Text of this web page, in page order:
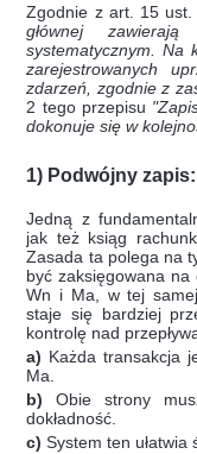
Zgodnie z art. 15
głównej
systematycznym. Na
zarejestrowanych
zdarzeń, zgodnie z
2 tego przepisu
dokonuje się w
1) Podwójny
Jedną z
jak też ksiąg
Zasada ta polega na
być zaksięgowana
Wn i Ma, w tej
staje się bardziej
kontrolę nad
a) Każda transakcja
Ma.
b) Obie strony
dokładność.
c) System ten ułatwia